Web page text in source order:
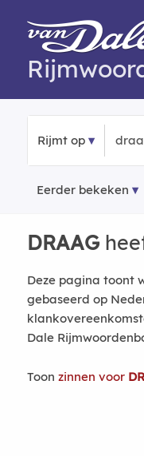
Rijmt op
Eerder bekeken
DRAAG
Deze pagina toont
gebaseerd op
Dale
Toon zinnen voor